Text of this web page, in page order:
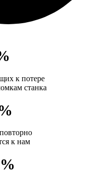
к потере
станка
к нам
%